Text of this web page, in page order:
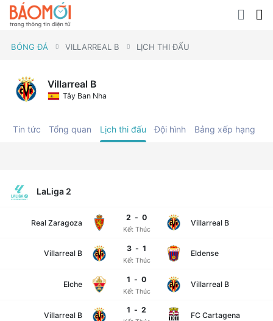
BÓNG ĐÁ VILLARREAL B LỊCH THI ĐẤU
Villarreal B
Tây Ban Nha
Tin tức Tổng quan Lịch thi đấu Đội hình Bảng xếp hạng
LaLiga 2
Real Zaragoza
Kết Thúc
2 - 0
Villarreal B
Villarreal B
Kết Thúc
3 - 1
Eldense
Elche
Kết Thúc
1 - 0
Villarreal B
Villarreal B
1 - 2
FC Cartagena